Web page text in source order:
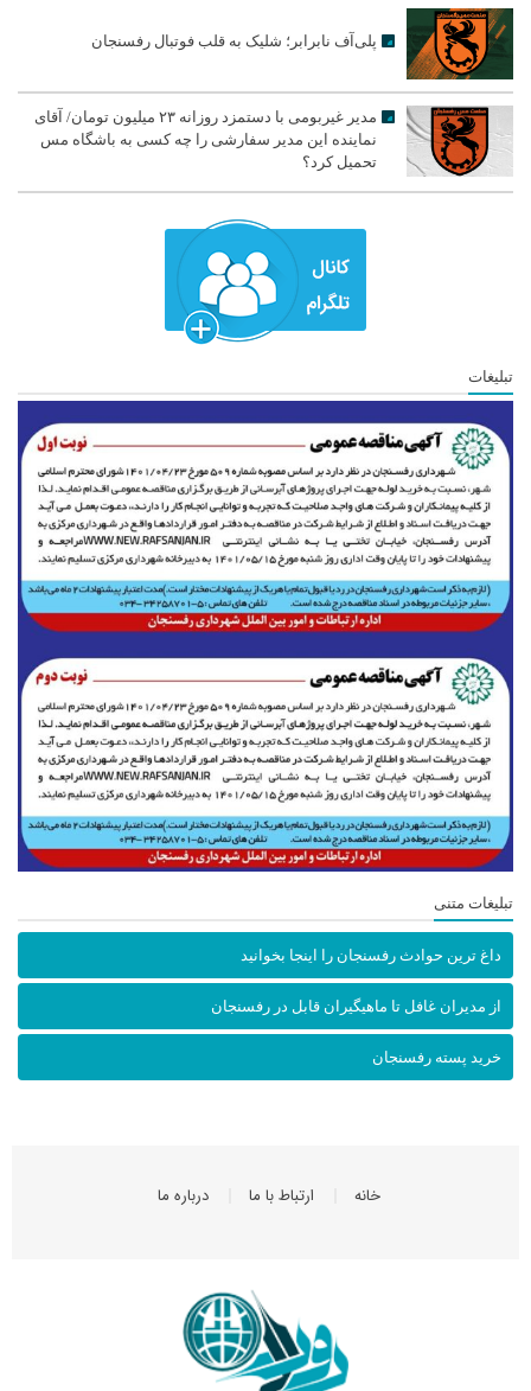
پلی‌آف نابرابر؛ شلیک به قلب فوتبال رفسنجان
مدیر غیربومی با دستمزد روزانه ۲۳ میلیون تومان/ آقای
نماینده این مدیر سفارشی را چه کسی به باشگاه مس
تحمیل کرد؟
تبلیغات
تبلیغات متنی
داغ ترین حوادث رفسنجان را اینجا بخوانید
از مدیران غافل تا ماهیگیران قابل در رفسنجان
خرید پسته رفسنجان
خانه ارتباط با ما درباره ما